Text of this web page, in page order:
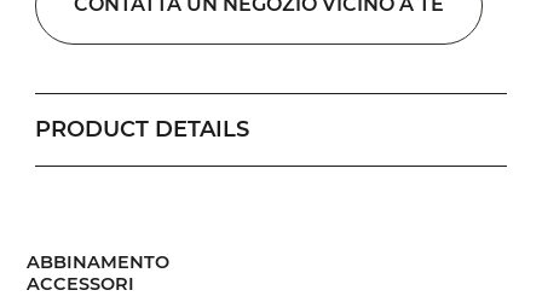
CONTATTA UN NEGOZIO VICINO A TE
PRODUCT DETAILS
ABBINAMENTO
ACCESSORI